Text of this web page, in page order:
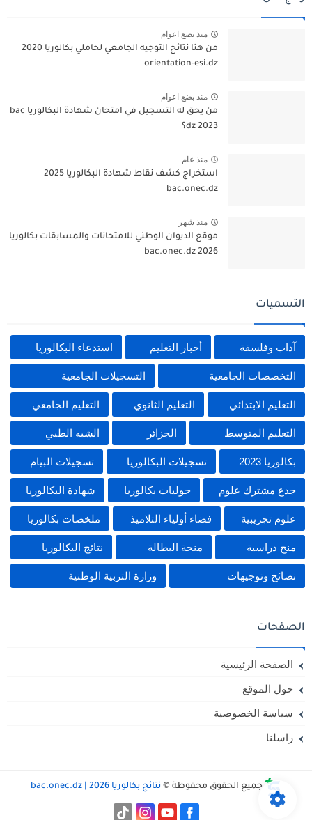
منذ بضع اعوام
من هنا نتائج التوجيه الجامعي لحاملي بكالوريا 2020
orientation-esi.dz
منذ بضع اعوام
من يحق له التسجيل في امتحان شهادة البكالوريا bac
dz 2023؟
منذ عام
استخراج كشف نقاط شهادة البكالوريا 2025
bac.onec.dz
منذ شهر
موقع الديوان الوطني للامتحانات والمسابقات بكالوريا
2026 bac.onec.dz
التسميات
آداب وفلسفة أخبار التعليم استدعاء البكالوريا
التخصصات الجامعية التسجيلات الجامعية
التعليم الابتدائي التعليم الثانوي التعليم الجامعي
التعليم المتوسط الجزائر الشبه الطبي
بكالوريا 2023 تسجيلات البكالوريا تسجيلات البيام
جدع مشترك علوم حوليات بكالوريا شهادة البكالوريا
علوم تجريبية فضاء أولياء التلاميذ ملخصات بكالوريا
منح دراسية منحة البطالة نتائج البكالوريا
نصائح وتوجيهات وزارة التربية الوطنية
الصفحات
الصفحة الرئيسية
حول الموقع
سياسة الخصوصية
راسلنا
جميع الحقوق محفوظة © نتائج بكالوريا 2026 | bac.onec.dz